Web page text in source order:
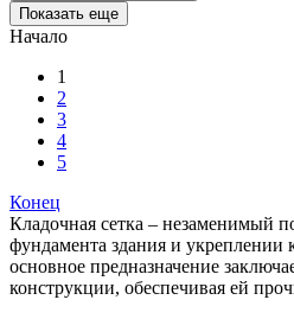
Показать еще
Начало
1
2
3
4
5
Конец
Кладочная сетка – незаменимый
фундамента здания и укреплении
основное предназначение
конструкции, обеспечивая ей